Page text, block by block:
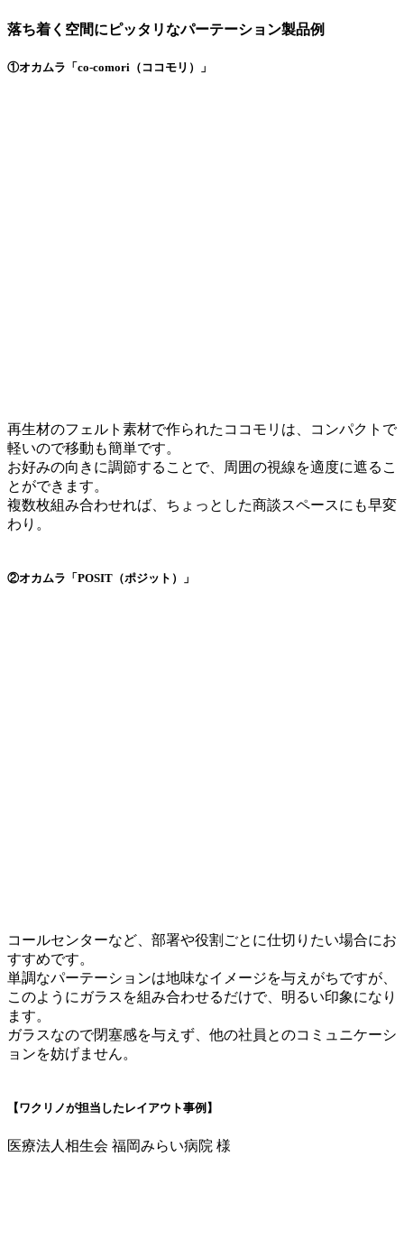
落ち着く空間にピッタリなパーテーション製品例
①オカムラ「co-comori（ココモリ）」
再生材のフェルト素材で作られたココモリは、コンパクトで
軽いので移動も簡単です。
お好みの向きに調節することで、周囲の視線を適度に遮るこ
とができます。
複数枚組み合わせれば、ちょっとした商談スペースにも早変
わり。
②オカムラ「POSIT（ポジット）」
コールセンターなど、部署や役割ごとに仕切りたい場合にお
すすめです。
単調なパーテーションは地味なイメージを与えがちですが、
このようにガラスを組み合わせるだけで、明るい印象になり
ます。
ガラスなので閉塞感を与えず、他の社員とのコミュニケーシ
ョンを妨げません。
【ワクリノが担当したレイアウト事例】
医療法人相生会 福岡みらい病院 様